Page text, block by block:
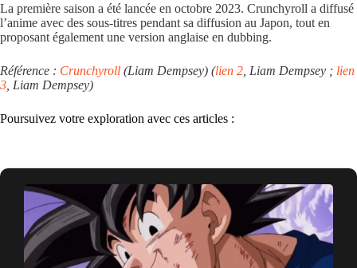
La première saison a été lancée en octobre 2023. Crunchyroll a diffusé
l’anime avec des sous-titres pendant sa diffusion au Japon, tout en
proposant également une version anglaise en dubbing.
Référence : Crunchyroll (Liam Dempsey) (lien 2 , Liam Dempsey ; lien
3 , Liam Dempsey)
Poursuivez votre exploration avec ces articles :